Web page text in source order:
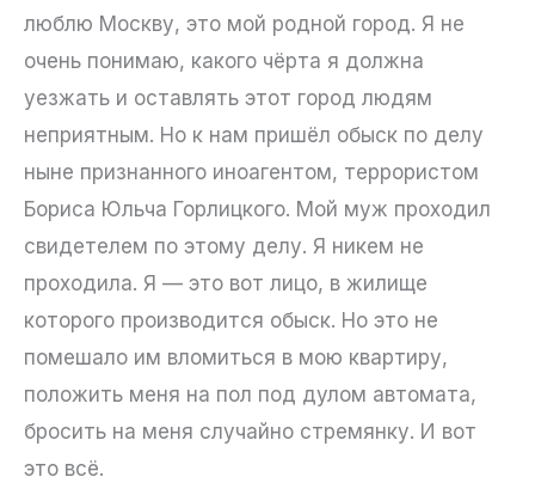
люблю Москву, это мой родной город. Я не
очень понимаю, какого чёрта я должна
уезжать и оставлять этот город людям
неприятным. Но к нам пришёл обыск по делу
ныне признанного иноагентом, террористом
Бориса Юльча Горлицкого. Мой муж проходил
свидетелем по этому делу. Я никем не
проходила. Я — это вот лицо, в жилище
которого производится обыск. Но это не
помешало им вломиться в мою квартиру,
положить меня на пол под дулом автомата,
бросить на меня случайно стремянку. И вот
это всё.